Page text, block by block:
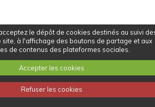
le dépôt de cookies destinés au suivi
site, à l'affichage des boutons de partage et aux
de contenus des plateformes sociales.
Accepter les cookies
Refuser les cookies